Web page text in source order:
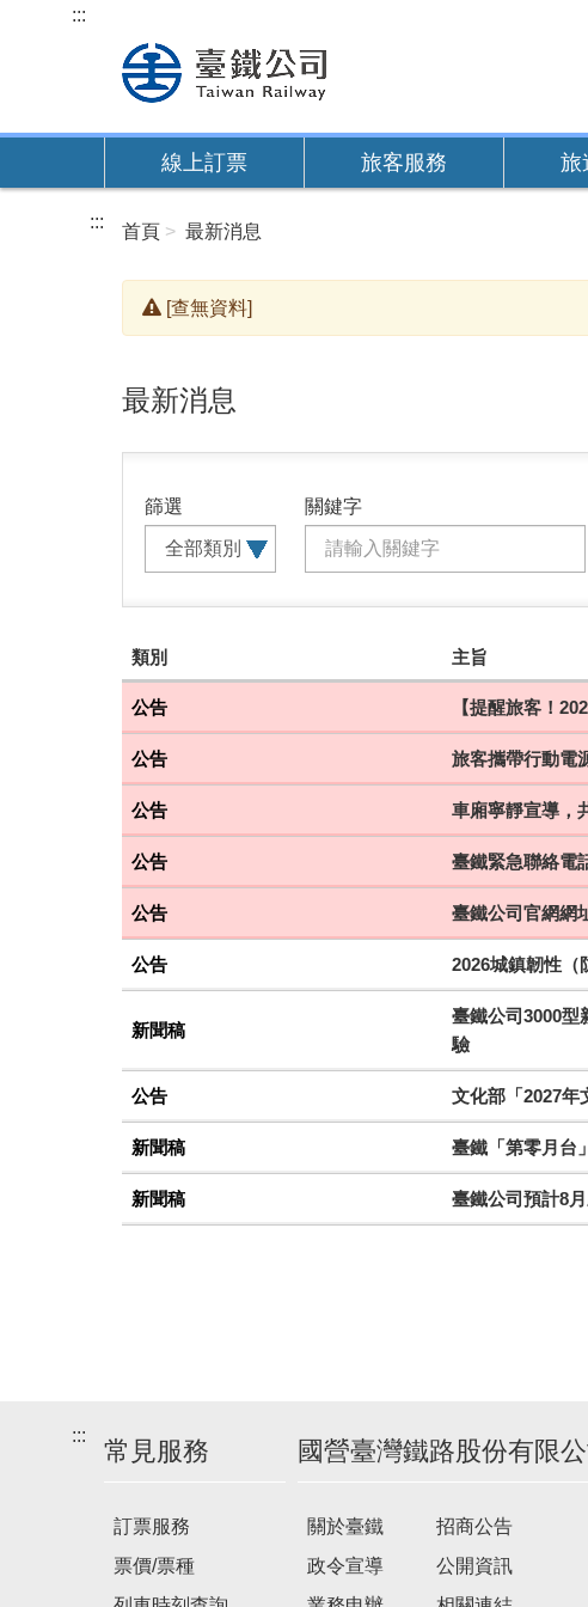
內
:::
線上訂票 旅客服務 旅
::: 首頁 最新消息
[查無資料]
最新消息
篩選
關鍵字
建
議
搭
乘
車
次
類別 主旨
公告 【提醒旅客！
公告 旅客攜帶行動電
公告 車廂寧靜宣導，
公告 臺鐵緊急聯絡電
公告 臺鐵公司官網網
公告 2026城鎮韌性（
新聞稿
臺鐵公司3000型
驗
公告 文化部「2027年
新聞稿 臺鐵「第零月台
新聞稿 臺鐵公司預計8
:::
常見服務
訂票服務
票價/票種
國營臺灣鐵路股份有限公
關於臺鐵
政令宣導
招商公告
公開資訊